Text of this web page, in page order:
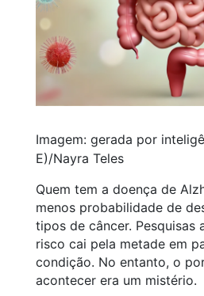
Imagem: gerada por
E)/Nayra Teles
Quem tem a doença de
menos probabilidade de
tipos de câncer. Pesquisas
risco cai pela metade em
condição. No entanto, o
acontecer era um mistério.